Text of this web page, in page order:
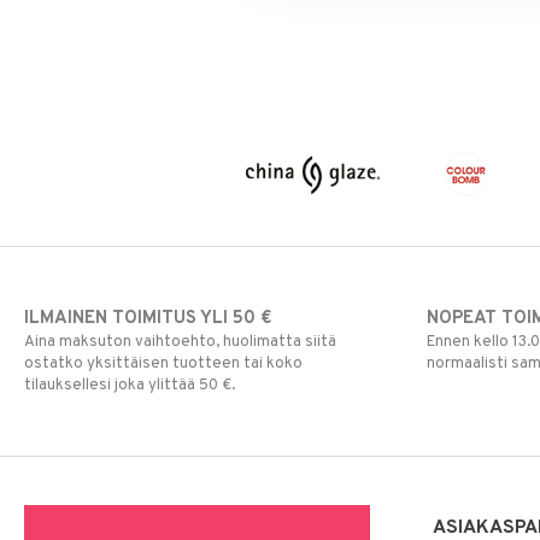
ILMAINEN TOIMITUS YLI 50 €
Aina maksuton vaihtoehto, huolimatta siitä
ostatko yksittäisen tuotteen tai koko
tilauksellesi joka ylittää 50 €.
NOPEAT
Ennen kello
normaalisti